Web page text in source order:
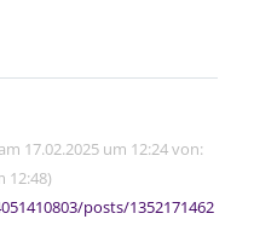
17.02.2025 um 12:24 von:
12:48)
posts/1352171462